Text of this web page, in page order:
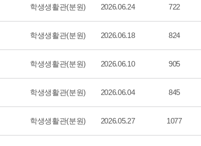
학생생활관(분원) 2026.06.24 722
학생생활관(분원) 2026.06.18 824
학생생활관(분원) 2026.06.10 905
학생생활관(분원) 2026.06.04 845
학생생활관(분원) 2026.05.27 1077